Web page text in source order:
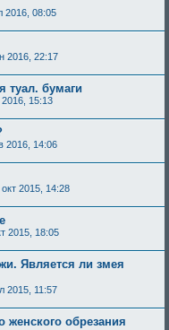
2016, 08:05
2016, 22:17
туал. бумаги
15:13
2016, 14:06
окт 2015, 14:28
2015, 18:05
Является ли змея
2015, 11:57
женского обрезания